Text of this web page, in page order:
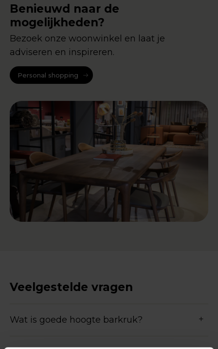
Benieuwd naar de
mogelijkheden?
Bezoek onze woonwinkel en laat je
adviseren en inspireren.
Personal shopping
Veelgestelde vragen
Wat is goede hoogte barkruk?